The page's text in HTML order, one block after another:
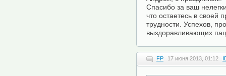
Спасибо за ваш
что остаетесь в своей
трудности. Успехов,
выздоравливающих
FP 17 июня 2013, 01:12